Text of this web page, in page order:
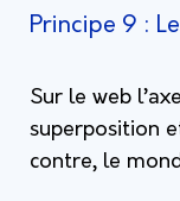
Principe 9 :
Sur le web
superposition
contre, le